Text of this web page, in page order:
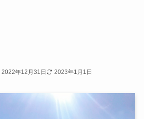
2022年12月31日 2023年1月1日